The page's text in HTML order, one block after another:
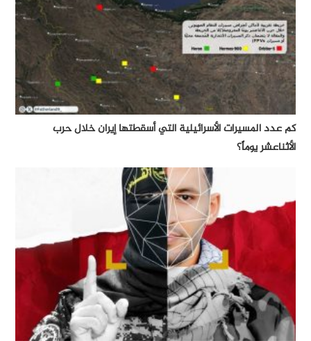
كم عدد المسيرات الأسرائيلية التي أسقطتها إيران خلال حرب
الأثناعشر يوماً؟